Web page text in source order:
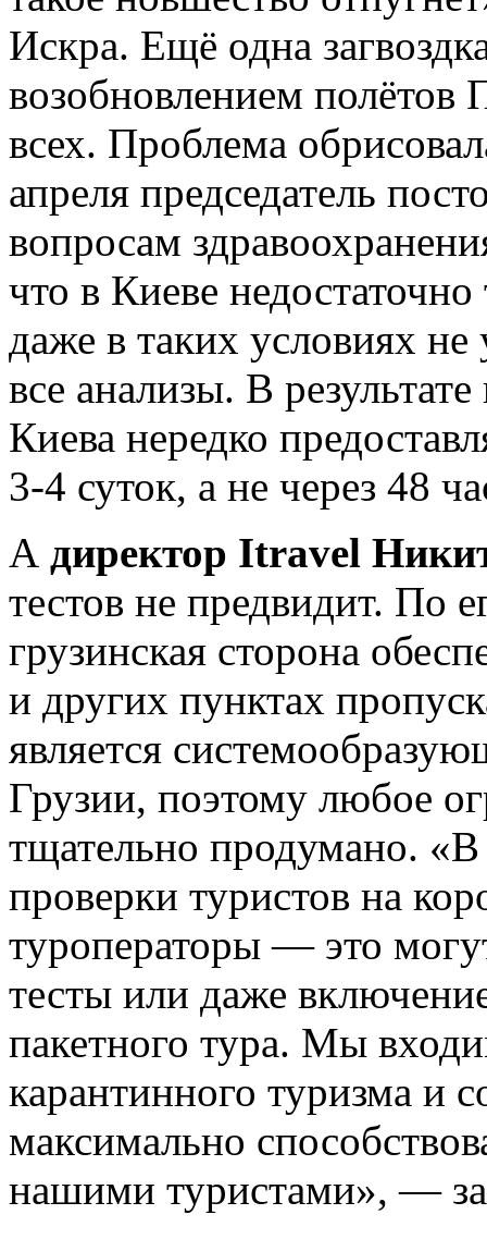
Искра. Ещё одна
возобновлением полётов
всех. Проблема
апреля председатель
вопросам
что в Киеве
даже в таких условиях
все анализы. В
Киева нередко
3-4 суток, а не через 48
А директор Itravel
тестов не предвидит. По
грузинская сторона
и других пунктах
является
Грузии, поэтому любое
тщательно продумано.
проверки туристов на
туроператоры — это
тесты или даже
пакетного тура. Мы
карантинного туризма и
максимально
нашими туристами», —